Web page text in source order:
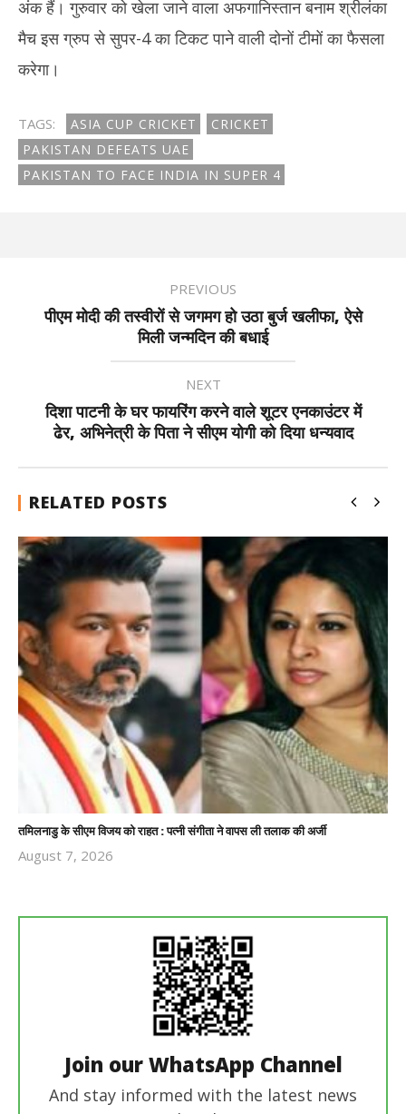
अंक हैं। गुरुवार को खेला जाने वाला अफगानिस्तान बनाम श्रीलंका
मैच इस ग्रुप से सुपर-4 का टिकट पाने वाली दोनों टीमों का फैसला
करेगा।
TAGS: ASIA CUP CRICKET
CRICKET
PAKISTAN DEFEATS UAE
PAKISTAN TO FACE INDIA IN SUPER 4
PREVIOUS
पीएम मोदी की तस्वीरों से जगमग हो उठा बुर्ज खलीफा, ऐसे
मिली जन्मदिन की बधाई
NEXT
दिशा पाटनी के घर फायरिंग करने वाले शूटर एनकाउंटर में
ढेर, अभिनेत्री के पिता ने सीएम योगी को दिया धन्यवाद
RELATED POSTS
तमिलनाडु के सीएम विजय को राहत : पत्नी संगीता ने वापस ली तलाक की अर्जी
August 7, 2026
Join our WhatsApp Channel
And stay informed with the latest news